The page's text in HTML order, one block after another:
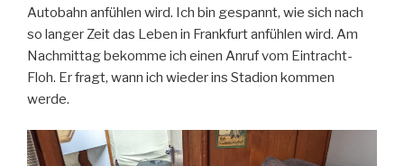
Autobahn anfühlen wird. Ich bin gespannt, wie sich nach
so langer Zeit das Leben in Frankfurt anfühlen wird. Am
Nachmittag bekomme ich einen Anruf vom Eintracht-
Floh. Er fragt, wann ich wieder ins Stadion kommen
werde.